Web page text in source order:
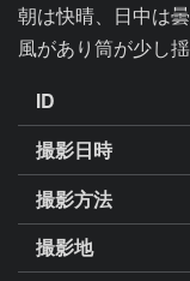
朝は快晴、日中は
風があり筒が少し
ID
撮影日時
撮影方法
撮影地